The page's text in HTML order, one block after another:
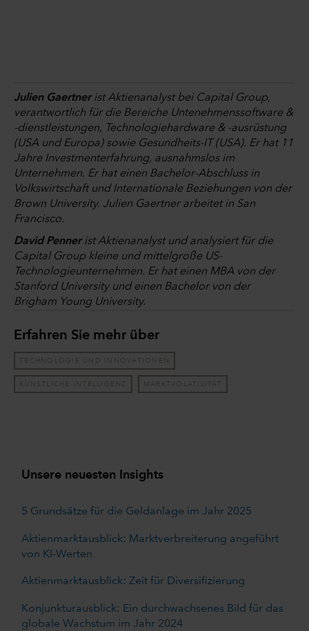
Julien Gaertnerist Aktienanalyst bei Capital Group,
verantwortlich für die Bereiche Untenehmenssoftware &
-dienstleistungen, Technologiehardware & -ausrüstung
(USA und Europa) sowie Gesundheits-IT (USA). Er hat 11
Jahre Investmenterfahrung, ausnahmslos im
Unternehmen. Er hat einen Bachelor-Abschluss in
Volkswirtschaft und Internationale Beziehungen von der
Brown University. Julien Gaertner arbeitet in San
Francisco.
David Pennerist Aktienanalyst und analysiert für die
Capital Group kleine und mittelgroße US-
Technologieunternehmen. Er hat einen MBA von der
Stanford University und einen Bachelor von der
Brigham Young University.
Erfahren Sie mehr über
TECHNOLOGIE UND INNOVATIONEN
KÜNSTLICHE INTELLIGENZ MARKTVOLATILITÄT
Unsere neuesten Insights
5 Grundsätze für die Geldanlage im Jahr 2025
Aktienmarktausblick: Marktverbreiterung angeführt
von KI-Werten
Aktienmarktausblick: Zeit für Diversifizierung
Konjunkturausblick: Ein durchwachsenes Bild für das
globale Wachstum im Jahr 2024